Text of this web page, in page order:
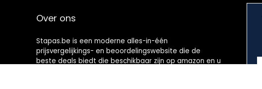
Over ons
Stapas.be is een moderne alles-in-één
prijsvergelijkings- en beoordelingswebsite die de
beste deals biedt die beschikbaar zijn op amazon en u